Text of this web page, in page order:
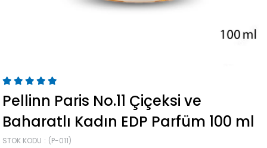
Pellinn Paris No.11 Çiçeksi ve
Baharatlı Kadın EDP Parfüm 100 ml
STOK KODU
(P-011)